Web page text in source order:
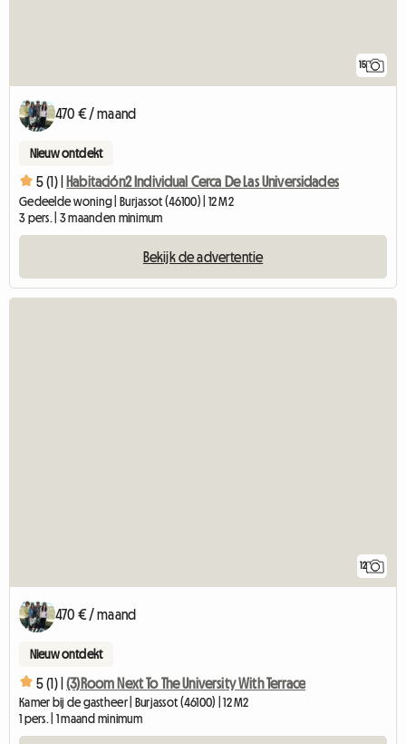
15
470 € / maand
Nieuw ontdekt
5 (1) | Habitación2 Individual Cerca De Las Universidades
Gedeelde woning | Burjassot (46100) | 12 M2
3 pers. | 3 maanden minimum
Bekijk de advertentie
12
470 € / maand
Nieuw ontdekt
5 (1) | (3)Room Next To The University With Terrace
Kamer bij de gastheer | Burjassot (46100) | 12 M2
1 pers. | 1 maand minimum